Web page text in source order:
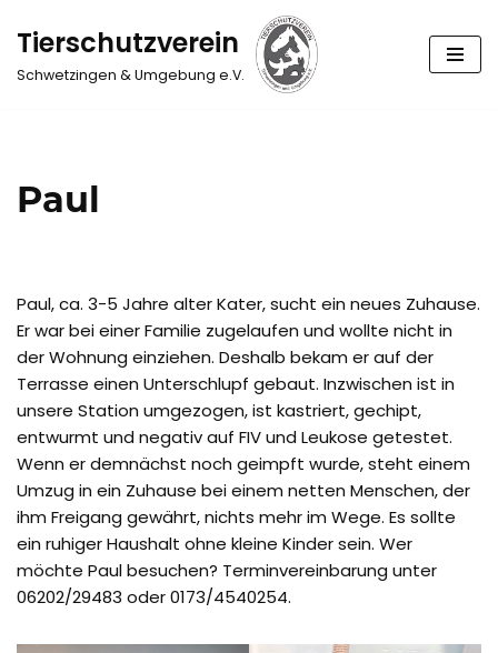
Zum
Inhalt
Tierschutzverein
Schwetzingen & Umgebung e.V.
Paul
Paul, ca. 3-5 Jahre alter Kater, sucht ein neues Zuhause.
Er war bei einer Familie zugelaufen und wollte nicht in
der Wohnung einziehen. Deshalb bekam er auf der
Terrasse einen Unterschlupf gebaut. Inzwischen ist in
unsere Station umgezogen, ist kastriert, gechipt,
entwurmt und negativ auf FIV und Leukose getestet.
Wenn er demnächst noch geimpft wurde, steht einem
Umzug in ein Zuhause bei einem netten Menschen, der
ihm Freigang gewährt, nichts mehr im Wege. Es sollte
ein ruhiger Haushalt ohne kleine Kinder sein. Wer
möchte Paul besuchen? Terminvereinbarung unter
06202/29483 oder 0173/4540254.